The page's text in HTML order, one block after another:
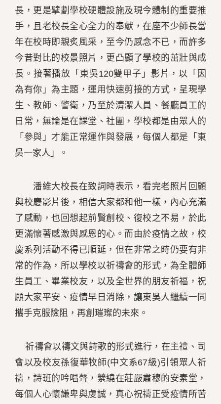
長，更是擘劃學校硬體設施及現今體制的重要推
手，且老校長全心全力的奉獻，在座不少師長當
年在校時即親炙風采，至今仍感念不已，而許多
今昔對比的校景照片，更凸顯了學校的茁壯與成
長。接著播放「東吳120雙甲子」影片，以「因
為有你」為主題，運用快速剪接的方式，呈現學
生、教師、警衛，乃至於清潔人員、餐廳員工的
日常，無論是在課堂、社團，學校都是由眾人的
「參與」才能正常運作與發展，每個人都是「東
吳一家人」。
潘維大校長在致詞時表示，看完老照片回顧
與校慶影片後，相信大家都和他一樣，內心充滿
了感動，也回想起前賢創校、復校之不易，於此
更滿懷著感激與感恩的心。而由於疫情之故，校
慶系列活動不得已順延，但在非常之時仍要有非
常的作為，所以學校以祈禱會的形式，為全體師
生員工、畢業校友，以及全世界的朋友祈福，祝
願大家平安、疫情早日消除，讓東吳人繼續一同
攜手克服險阻，再創璀璨的未來。
祈禱會以禱文與詩歌的形式進行，在主禮、司
會以及校友孫復華牧師(中文系67級)引領眾人祈
禱，詩班的吟唱聲，縈繞在莊嚴肅穆的安素堂，
每個人心懷謙卑與虔誠，真心祝禱正受疫情所苦